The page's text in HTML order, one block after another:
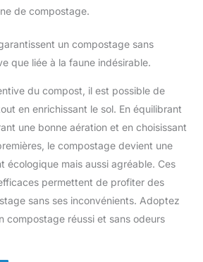
de compostage.
un compostage sans
que liée à la faune indésirable.
du compost, il est possible de
en enrichissant le sol. En équilibrant
une bonne aération et en choisissant
le compostage devient une
écologique mais aussi agréable. Ces
permettent de profiter des
sans ses inconvénients. Adoptez
compostage réussi et sans odeurs